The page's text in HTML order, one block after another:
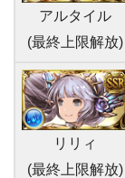
アルタイル
(最終上限解放)
リリィ
(最終上限解放)